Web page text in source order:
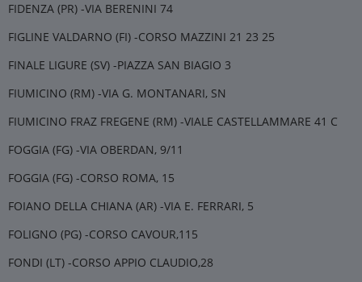
FIDENZA (PR) -VIA BERENINI 74
FIGLINE VALDARNO (FI) -CORSO MAZZINI 21 23 25
FINALE LIGURE (SV) -PIAZZA SAN BIAGIO 3
FIUMICINO (RM) -VIA G. MONTANARI, SN
FIUMICINO FRAZ FREGENE (RM) -VIALE CASTELLAMMARE 41 C
FOGGIA (FG) -VIA OBERDAN, 9/11
FOGGIA (FG) -CORSO ROMA, 15
FOIANO DELLA CHIANA (AR) -VIA E. FERRARI, 5
FOLIGNO (PG) -CORSO CAVOUR,115
FONDI (LT) -CORSO APPIO CLAUDIO,28